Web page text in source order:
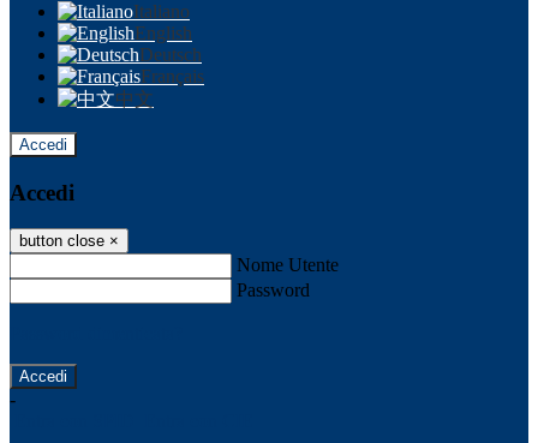
Italiano
English
Deutsch
Français
中文
Accedi
Accedi
button close ×
Nome Utente
Password
-